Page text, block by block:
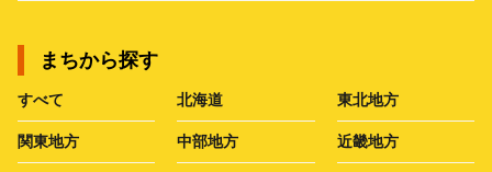
まちから探す
すべて 北海道 東北地方
関東地方 中部地方 近畿地方